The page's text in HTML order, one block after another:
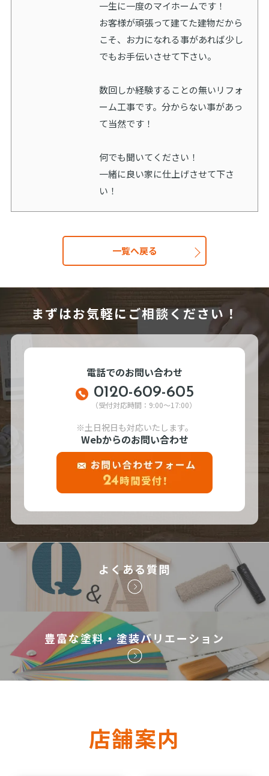
一生に一度のマイホームです！
お客様が頑張って建てた建物だから
こそ、お力になれる事があれば少し
でもお手伝いさせて下さい。
数回しか経験することの無いリフォ
ーム工事です。分からない事があっ
て当然です！
何でも聞いてください！
一緒に良い家に仕上げさせて下さ
い！
一覧へ戻る
まずはお気軽にご相談ください！
電話でのお問い合わせ
0120-609-605
（受付対応時間：9:00～17:00）
※土日祝日も対応いたします。
Webからのお問い合わせ
よくある質問
豊富な塗料・塗装バリエーション
店舗案内